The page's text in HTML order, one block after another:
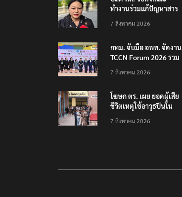
ทำงานร่วมแก้ปัญหาสาร
ไทย-เมียนมา
7 สิงหาคม 2026
กทม. จับมือ อพท. จัดงาน
TCCN Forum 2026 รวม
สรรค์ยูเนสโก
7 สิงหาคม 2026
โฆษก ตร. เผย ยอดผู้เสีย
ชีวิตเหตุใช้อาวุธปืนใน
7 สิงหาคม 2026